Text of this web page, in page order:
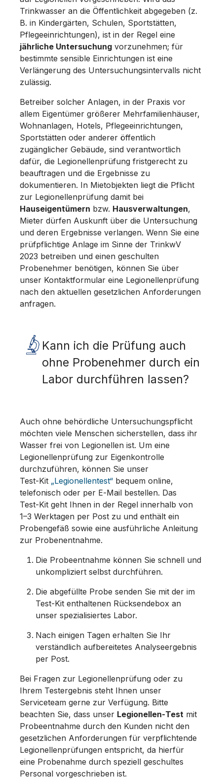
Trinkwasser an die Öffentlichkeit abgegeben (z.
B. in Kindergärten, Schulen, Sportstätten,
Pflegeeinrichtungen), ist in der Regel eine
jährliche Untersuchung vorzunehmen; für
bestimmte sensible Einrichtungen ist eine
Verlängerung des Untersuchungsintervalls nicht
zulässig.
Betreiber solcher Anlagen, in der Praxis vor
allem Eigentümer größerer Mehrfamilienhäuser,
Wohnanlagen, Hotels, Pflegeeinrichtungen,
Sportstätten oder anderer öffentlich
zugänglicher Gebäude, sind verantwortlich
dafür, die Legionellenprüfung fristgerecht zu
beauftragen und die Ergebnisse zu
dokumentieren. In Mietobjekten liegt die Pflicht
zur Legionellenprüfung damit bei
Hauseigentümern bzw. Hausverwaltungen,
Mieter dürfen Auskunft über die Untersuchung
und deren Ergebnisse verlangen. Wenn Sie eine
prüfpflichtige Anlage im Sinne der TrinkwV
2023 betreiben und einen geschulten
Probenehmer benötigen, können Sie über
unser Kontaktformular eine Legionellenprüfung
nach den aktuellen gesetzlichen Anforderungen
anfragen.
Kann ich die Prüfung auch
ohne Probenehmer durch ein
Labor durchführen lassen?
Auch ohne behördliche Untersuchungspflicht
möchten viele Menschen sicherstellen, dass ihr
Wasser frei von Legionellen ist. Um eine
Legionellenprüfung zur Eigenkontrolle
durchzuführen, können Sie unser
Test‑Kit „Legionellentest“ bequem online,
telefonisch oder per E‑Mail bestellen. Das
Test‑Kit geht Ihnen in der Regel innerhalb von
1–3 Werktagen per Post zu und enthält ein
Probengefäß sowie eine ausführliche Anleitung
zur Probenentnahme.
Die Probeentnahme können Sie schnell und
unkompliziert selbst durchführen.
Die abgefüllte Probe senden Sie mit der im
Test‑Kit enthaltenen Rücksendebox an
unser spezialisiertes Labor.
Nach einigen Tagen erhalten Sie Ihr
verständlich aufbereitetes Analyseergebnis
per Post.
Bei Fragen zur Legionellenprüfung oder zu
Ihrem Testergebnis steht Ihnen unser
Serviceteam gerne zur Verfügung. Bitte
beachten Sie, dass unser Legionellen‑Test mit
Probeentnahme durch den Kunden nicht den
gesetzlichen Anforderungen für verpflichtende
Legionellenprüfungen entspricht, da hierfür
eine Probenahme durch speziell geschultes
Personal vorgeschrieben ist.